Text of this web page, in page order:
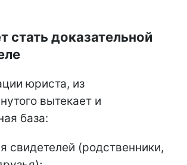
стать доказательной
юриста, из
вытекает и
база:
свидетелей (родственники,